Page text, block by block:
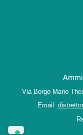
Via Borgo Mario
Email: